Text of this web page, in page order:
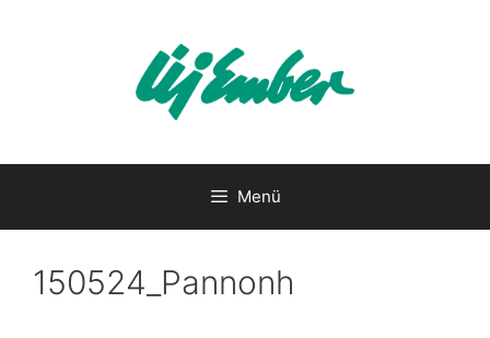
Menü
150524_Pannonh